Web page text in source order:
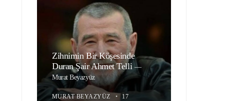
Zihnimin Bir Köşesinde
Duran Şair Ahmet Telli —
Murat Beyazyüz
MURAT BEYAZYÜZ •
17